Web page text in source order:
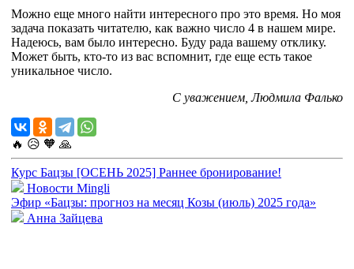
Можно еще много найти интересного про это время. Но моя
задача показать читателю, как важно число 4 в нашем мире.
Надеюсь, вам было интересно. Буду рада вашему отклику.
Может быть, кто-то из вас вспомнит, где еще есть такое
уникальное число.
С уважением, Людмила Фалько
🔥 😥 🧡 🙏
Курс Бацзы [ОСЕНЬ 2025] Раннее бронирование!
Новости Mingli
Эфир «Бацзы: прогноз на месяц Козы (июль) 2025 года»
Анна Зайцева